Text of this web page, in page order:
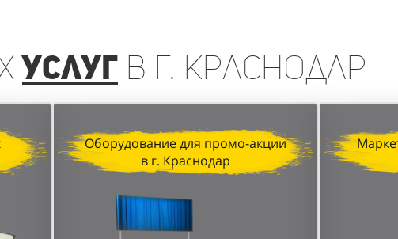
услуг в г. Краснодар
Оборудование для промо-акции
в г. Краснодар